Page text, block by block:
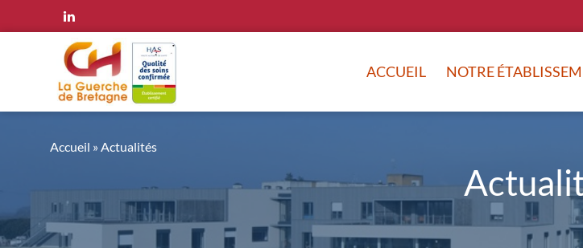
ACCUEIL NOTRE
Accueil » Actualités
Panneau de gestion des cookies